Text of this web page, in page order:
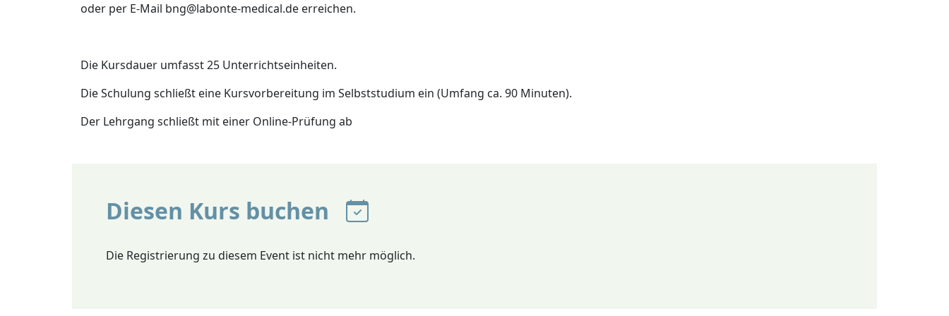
oder per E-Mail bng@labonte-medical.de erreichen.
Die Kursdauer umfasst 25 Unterrichtseinheiten.
Die Schulung schließt eine Kursvorbereitung im Selbststudium ein (Umfang ca. 90 Minuten).
Der Lehrgang schließt mit einer Online-Prüfung ab
Diesen Kurs buchen
Die Registrierung zu diesem Event ist nicht mehr möglich.